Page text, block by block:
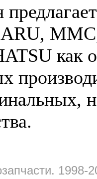
как
1998-